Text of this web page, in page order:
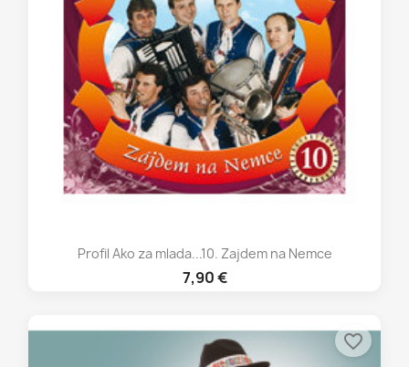
Profil Ako za mlada...10. Zajdem na Nemce
7,90 €
favorite_border